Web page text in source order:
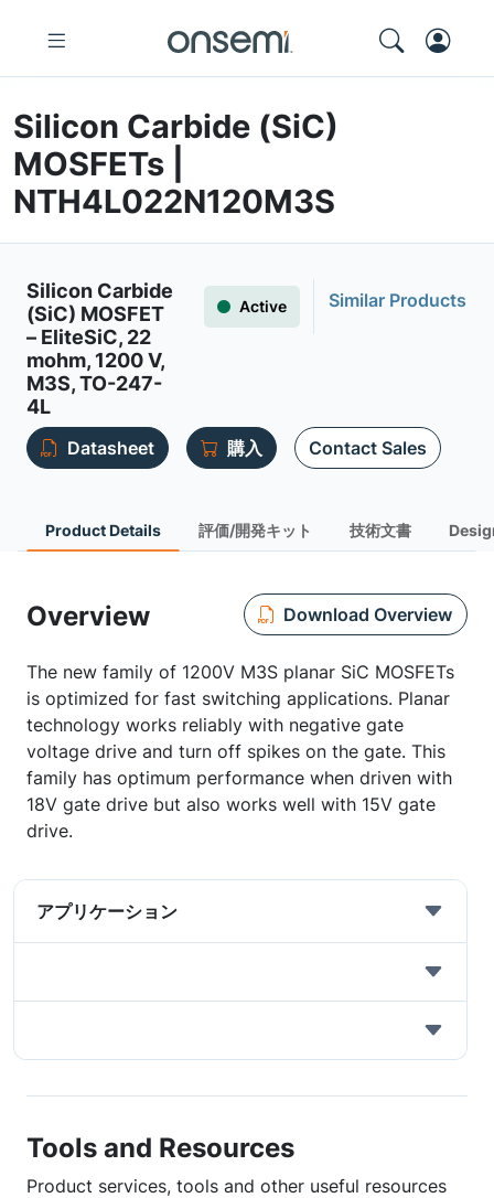
Silicon Carbide (SiC)
MOSFETs |
NTH4L022N120M3S
Silicon Carbide
(SiC) MOSFET
– EliteSiC, 22
mohm, 1200 V,
M3S, TO-247-
4L
Active Similar Products
Datasheet 購入 Contact Sales
Product Details 評価/開発キット 技術文書
Overview Download Overview
The new family of 1200V M3S planar SiC MOSFETs
is optimized for fast switching applications. Planar
technology works reliably with negative gate
voltage drive and turn off spikes on the gate. This
family has optimum performance when driven with
18V gate drive but also works well with 15V gate
drive.
アプリケーション
Tools and Resources
Product services, tools and other useful resources